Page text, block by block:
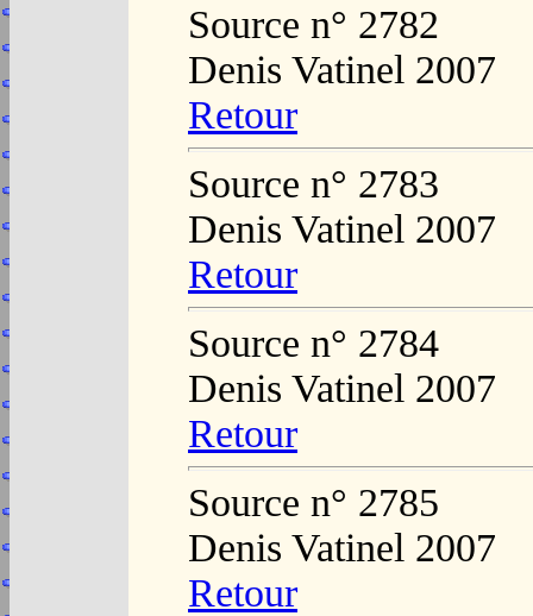
Source n° 2782
Denis Vatinel 2007
Retour
Source n° 2783
Denis Vatinel 2007
Retour
Source n° 2784
Denis Vatinel 2007
Retour
Source n° 2785
Denis Vatinel 2007
Retour